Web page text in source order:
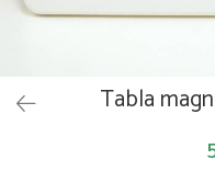
Tabla